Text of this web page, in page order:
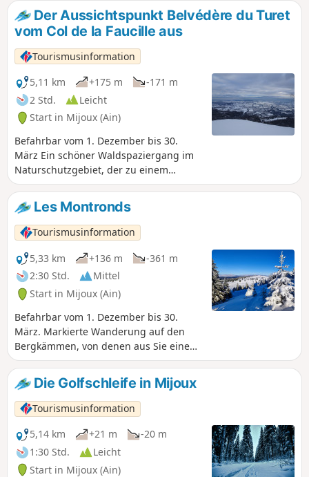
Der Aussichtspunkt Belvédère du Turet
vom Col de la Faucille aus
Tourismusinformation
5,11 km
+175 m
-171 m
2 Std.
Leicht
Start in Mijoux (Ain)
Befahrbar vom 1. Dezember bis 30.
März Ein schöner Waldspaziergang im
Naturschutzgebiet, der zu einem
Aussichtspunkt führt, von dem aus Sie
einen Blick auf die Alpen, den Mont
Blanc und den Genfer See genießen
können. Wanderung im
Naturschutzgebiet – Hunde verboten –
Der Weg verläuft größtenteils in einem
Ruhegebiet für Wildtiere, daher ist es
obligatorisch, der Markierung zu folgen.
Les Montronds
Tourismusinformation
5,33 km
+136 m
-361 m
2:30 Std.
Mittel
Start in Mijoux (Ain)
Befahrbar vom 1. Dezember bis 30.
März. Markierte Wanderung auf den
Bergkämmen, von denen aus Sie einen
herrlichen Blick auf den Mont Blanc, die
Alpen und das Genfer Seebecken, Genf
und seinen Springbrunnen sowie die
Hautes-Combes du Jura auf der anderen
Seite genießen können, bevor Sie
wieder ins Zentrum des Ferienorts
hinabsteigen.Der Startpunkt befindet
sich oben am Télécombi du Montrond.
Die Golfschleife in Mijoux
Tourismusinformation
5,14 km
+21 m
-20 m
1:30 Std.
Leicht
Start in Mijoux (Ain)